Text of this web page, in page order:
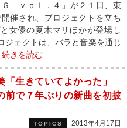
ｖｏｌ．４」が２１日、東
催され、プロジェクトを立ち
女優の夏木マリほかが登場し
ェクトは、バラと音楽を通じ
続きを読む
「生きていてよかった」
前で７年ぶりの新曲を初披
TOPICS 2013年4月17日